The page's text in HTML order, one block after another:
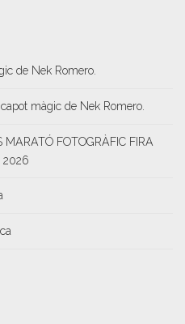
de Nek Romero.
capot màgic de Nek Romero.
MARATÓ FOTOGRÀFIC FIRA
2026